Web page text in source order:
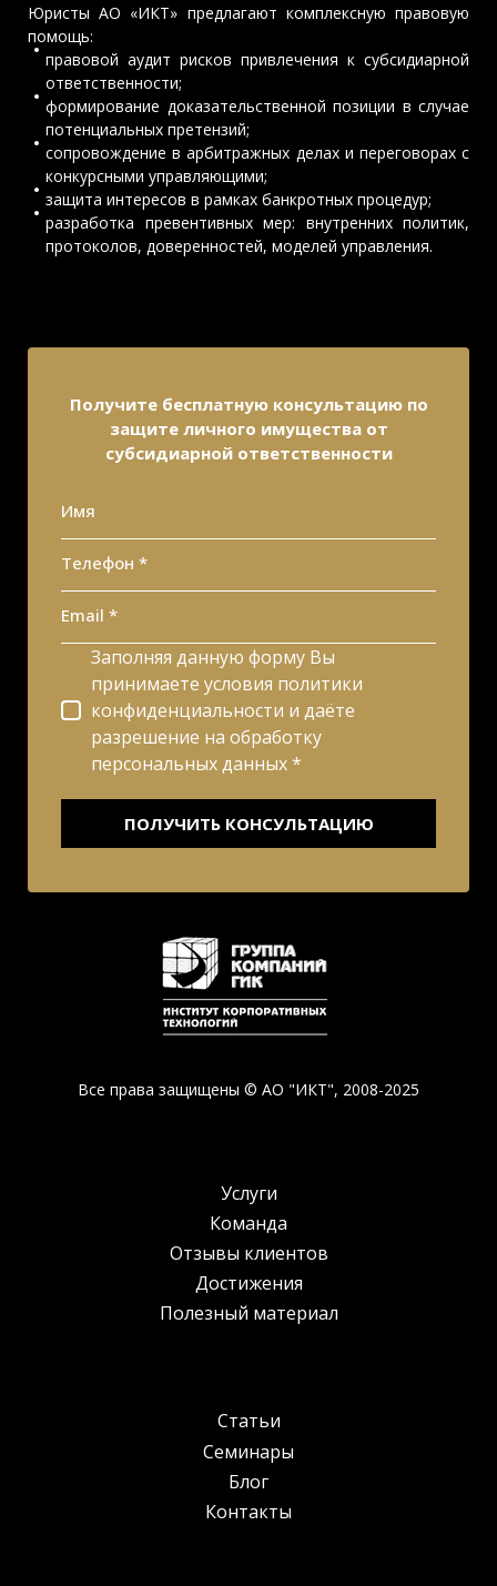
Юристы АО «ИКТ» предлагают комплексную правовую
помощь:
правовой аудит рисков привлечения к субсидиарной
ответственности;
формирование доказательственной позиции в случае
потенциальных претензий;
сопровождение в арбитражных делах и переговорах с
конкурсными управляющими;
защита интересов в рамках банкротных процедур;
разработка превентивных мер: внутренних политик,
протоколов, доверенностей, моделей управления.
Получите бесплатную консультацию по
защите личного имущества от
субсидиарной ответственности
Имя
Телефон *
Email *
Заполняя данную форму Вы
принимаете условия политики
конфиденциальности и даёте
разрешение на обработку
персональных данных *
ПОЛУЧИТЬ КОНСУЛЬТАЦИЮ
Все права защищены © АО "ИКТ", 2008-2025
Услуги
Команда
Отзывы клиентов
Достижения
Полезный материал
Статьи
Семинары
Блог
Контакты